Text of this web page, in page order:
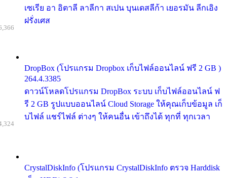
เซเรีย อา อิตาลี ลาลีกา สเปน บุนเดสลีก้า เยอรมัน ลีกเอิง
ฝรั่งเศส
DropBox (โปรแกรม Dropbox เก็บไฟล์ออนไลน์ ฟรี 2 GB )
264.4.3385
ดาวน์โหลดโปรแกรม DropBox ระบบ เก็บไฟล์ออนไลน์ ฟ
รี 2 GB รูปแบบออนไลน์ Cloud Storage ให้คุณเก็บข้อมูล เก็
บไฟล์ แชร์ไฟล์ ต่างๆ ให้คนอื่น เข้าถึงได้ ทุกที่ ทุกเวลา
CrystalDiskInfo (โปรแกรม CrystalDiskInfo ตรวจ Harddisk